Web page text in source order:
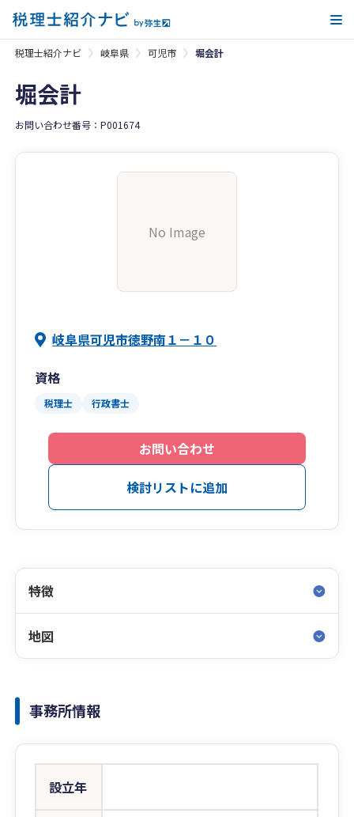
税理士紹介ナビ 岐阜県 可児市 堀会計
堀会計
お問い合わせ番号：P001674
No Image
岐阜県可児市徳野南１－１０
資格
税理士 行政書士
お問い合わせ
検討リストに追加
特徴
地図
事務所情報
設立年